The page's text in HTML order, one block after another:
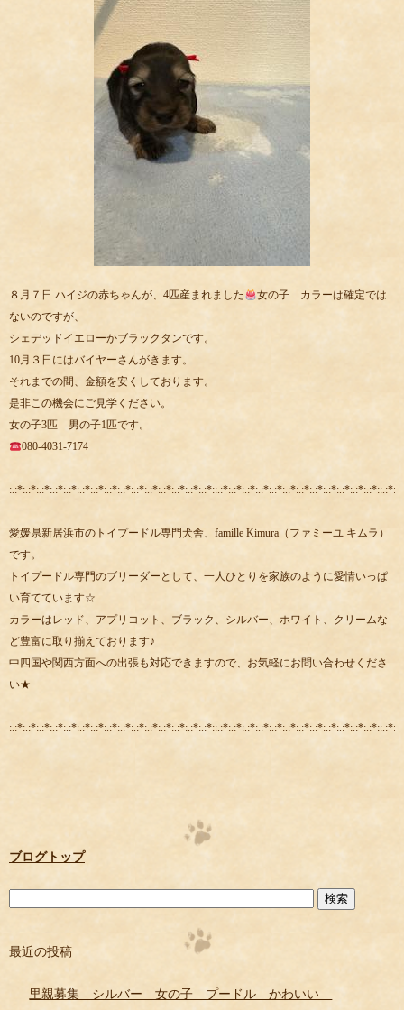
８月７日 ハイジの赤ちゃんが、4匹産まれました
女の子 カラーは確定では
ないのですが、
シェデッドイエローかブラックタンです。
10月３日にはバイヤーさんがきます。
それまでの間、金額を安くしております。
是非この機会にご見学ください。
女の子3匹 男の子1匹です。
080-4031-7174
:.:*:.:*:.:*:.:*:.:*:.:*:.:*:.:*:.:*:.:*:.:*:.:*:.:*:.:*:.:*::.:*:.:*:.:*:.:*:.:*:.:*:.:*:.:*:.:*:.:*:.:*:.:*::.:*:.:
愛媛県新居浜市のトイプードル専門犬舎、famille Kimura（ファミーユ キムラ）
です。
トイプードル専門のブリーダーとして、一人ひとりを家族のように愛情いっぱ
い育てています☆
カラーはレッド、アプリコット、ブラック、シルバー、ホワイト、クリームな
ど豊富に取り揃えております♪
中四国や関西方面への出張も対応できますので、お気軽にお問い合わせくださ
い★
:.:*:.:*:.:*:.:*:.:*:.:*:.:*:.:*:.:*:.:*:.:*:.:*:.:*:.:*:.:*::.:*:.:*:.:*:.:*:.:*:.:*:.:*:.:*:.:*:.:*:.:*:.:*::.:*:.:
ブログトップ
最近の投稿
里親募集 シルバー 女の子 プードル かわいい